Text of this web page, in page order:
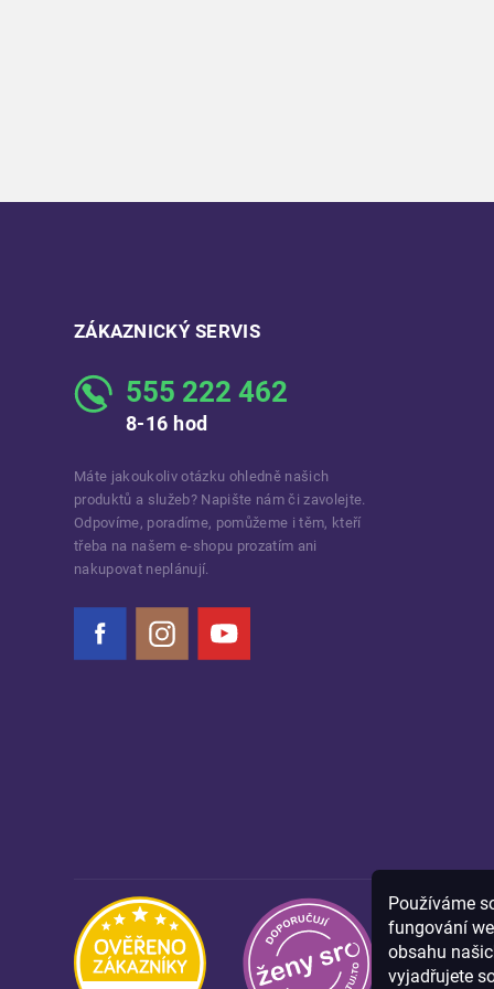
Používáme
fungování
obsahu
vyjadřujete
ZÁKAZNICKÝ SERVIS
555 222 462
8-16 hod
Máte jakoukoliv otázku ohledně našich
produktů a služeb? Napište nám či zavolejte.
Odpovíme, poradíme, pomůžeme i těm, kteří
třeba na našem e-shopu prozatím ani
nakupovat neplánují.
Instagram